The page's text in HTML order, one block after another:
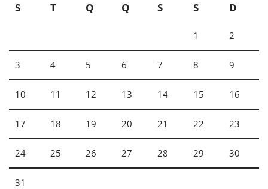
S
T Q Q S S D
1 2
3 4 5 6 7 8 9
10 11 12 13 14 15 16
17 18 19 20 21 22 23
24 25 26 27 28 29 30
31